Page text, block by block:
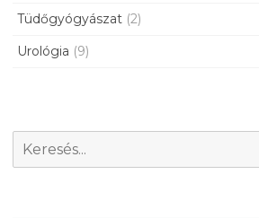
Tüdőgyógyászat (2)
Urológia (9)